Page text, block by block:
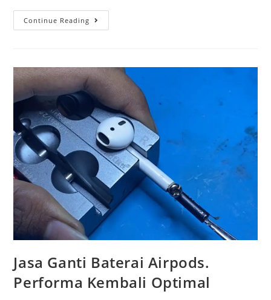
Continue Reading
Jasa Ganti Baterai Airpods.
Performa Kembali Optimal